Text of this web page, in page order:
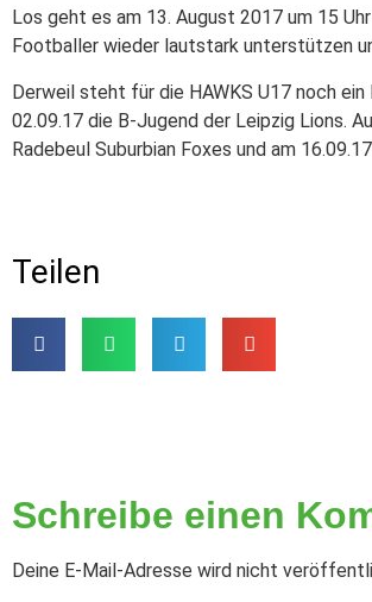
Los geht es am 13. August 2017 um 15
Footballer wieder lautstark unterstützen
Derweil steht für die HAWKS U17 noch
02.09.17 die B-Jugend der Leipzig Lions.
Radebeul Suburbian Foxes und am
Teilen
Schreibe einen
Deine E-Mail-Adresse wird nicht